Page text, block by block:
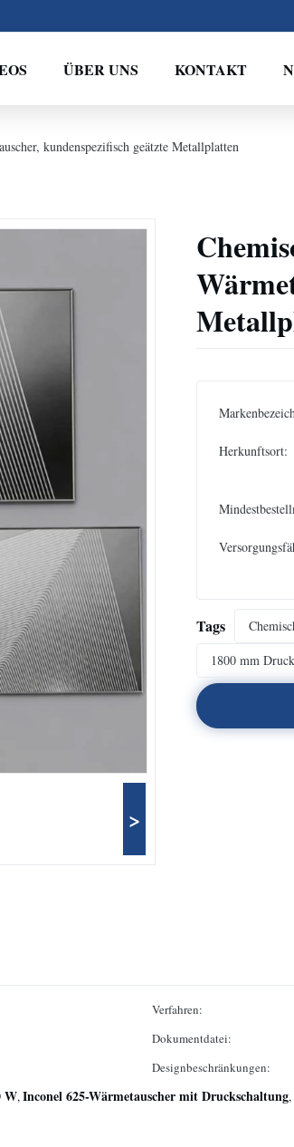
ÜBER UNS KONTAKT
kundenspezifisch geätzte Metallplatten
>
Herkunftsort:
Tags
1800 mm
Verfahren:
Dokumentdatei:
Designbeschränkungen:
W,Inconel 625-Wärmetauscher mit Druckschaltung,